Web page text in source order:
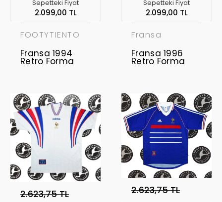
Sepetteki Fiyat
2.099,00 TL
FOOTYTIENTO
Fransa 1994
Retro Forma
Sepetteki Fiyat
2.099,00 TL
Fransa
Fransa 1996
Retro Forma
2.623,75 TL 2.623,75 TL